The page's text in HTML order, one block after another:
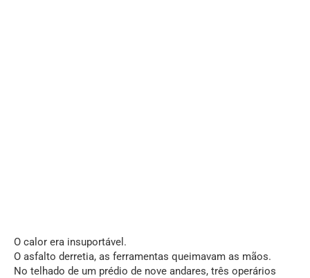
O calor era insuportável.
O asfalto derretia, as ferramentas queimavam as mãos.
No telhado de um prédio de nove andares, três operários